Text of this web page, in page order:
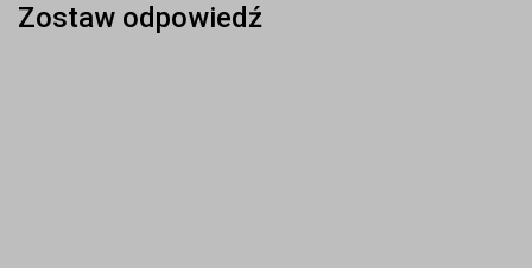
Zostaw odpowiedź